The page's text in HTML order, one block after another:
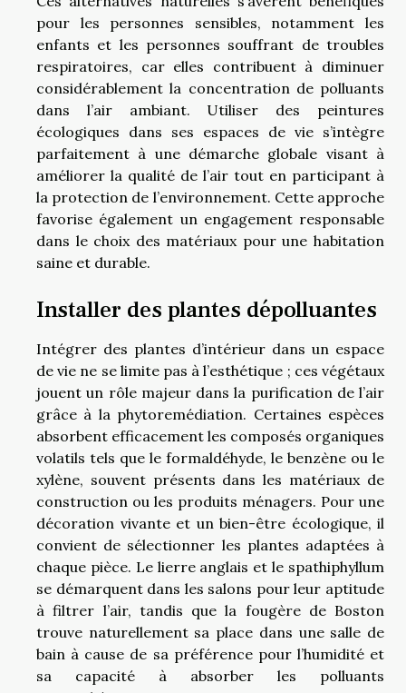
pour les personnes sensibles, notamment les
enfants et les personnes souffrant de troubles
respiratoires, car elles contribuent à diminuer
considérablement la concentration de polluants
dans l’air ambiant. Utiliser des peintures
écologiques dans ses espaces de vie s’intègre
parfaitement à une démarche globale visant à
améliorer la qualité de l’air tout en participant à
la protection de l’environnement. Cette approche
favorise également un engagement responsable
dans le choix des matériaux pour une habitation
saine et durable.
Installer des plantes dépolluantes
Intégrer des plantes d’intérieur dans un espace
de vie ne se limite pas à l’esthétique ; ces végétaux
jouent un rôle majeur dans la purification de l’air
grâce à la phytoremédiation. Certaines espèces
absorbent efficacement les composés organiques
volatils tels que le formaldéhyde, le benzène ou le
xylène, souvent présents dans les matériaux de
construction ou les produits ménagers. Pour une
décoration vivante et un bien-être écologique, il
convient de sélectionner les plantes adaptées à
chaque pièce. Le lierre anglais et le spathiphyllum
se démarquent dans les salons pour leur aptitude
à filtrer l’air, tandis que la fougère de Boston
trouve naturellement sa place dans une salle de
bain à cause de sa préférence pour l’humidité et
sa capacité à absorber les polluants